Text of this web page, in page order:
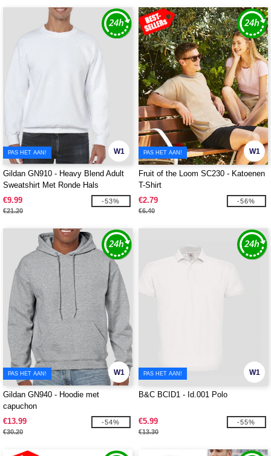
W1
PAS HET AAN!
Gildan GN910 - Heavy Blend Adult
Sweatshirt Met Ronde Hals
€9.99
€21.20
-53%
W1
PAS HET AAN!
Fruit of the Loom SC230 - Katoenen
T-Shirt
€2.79
€6.40
-56%
W1
PAS HET AAN!
Gildan GN940 - Hoodie met
capuchon
€13.99
€30.20
-54%
W1
PAS HET AAN!
B&C BCID1 - Id.001 Polo
€5.99
€13.30
-55%